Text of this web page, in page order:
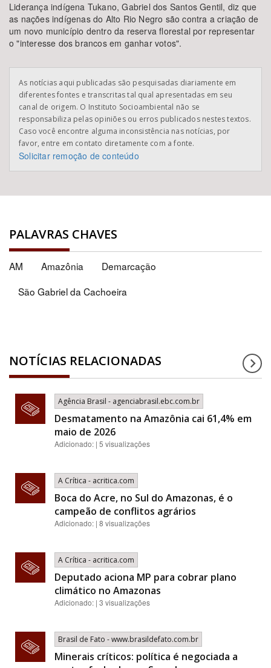
Área Protegida
Liderança indígena Tukano, Gabriel dos Santos Gentil, diz que
as nações indígenas do Alto Rio Negro são contra a criação de
um novo município dentro da reserva florestal por representar
o "interesse dos brancos em ganhar votos".
As notícias aqui publicadas são pesquisadas diariamente em
diferentes fontes e transcritas tal qual apresentadas em seu
canal de origem. O Instituto Socioambiental não se
responsabiliza pelas opiniões ou erros publicados nestes textos.
Caso você encontre alguma inconsistência nas notícias, por
favor, entre em contato diretamente com a fonte.
Solicitar remoção de conteúdo
PALAVRAS CHAVES
AM Amazônia
Demarcação
São Gabriel da Cachoeira
NOTÍCIAS RELACIONADAS
Agência Brasil - agenciabrasil.ebc.com.br
Desmatamento na Amazônia cai 61,4% em
maio de 2026
Adicionado: | 5 visualizações
A Crítica - acritica.com
Boca do Acre, no Sul do Amazonas, é o
campeão de conflitos agrários
Adicionado: | 8 visualizações
A Crítica - acritica.com
Deputado aciona MP para cobrar plano
climático no Amazonas
Adicionado: | 3 visualizações
Brasil de Fato - www.brasildefato.com.br
Minerais críticos: política é negociada a